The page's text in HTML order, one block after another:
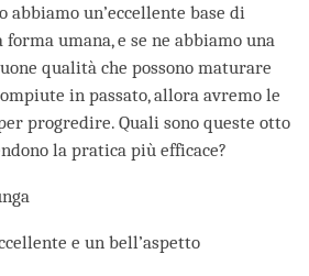
abbiamo un’eccellente base di
umana, e se ne abbiamo una
qualità che possono maturare
in passato, allora avremo le
progredire. Quali sono queste otto
la pratica più efficace?
e un bell’aspetto